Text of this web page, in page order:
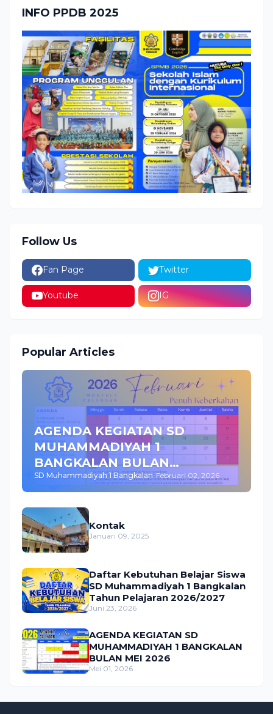
INFO PPDB 2025
Follow Us
Fan Page Twitter
Youtube IG
Popular Articles
AGENDA KEGIATAN SD
MUHAMMADIYAH 1
BANGKALAN BULAN
FEBRUARI 2026
SD Muhammadiyah 1 Bangkalan-Februari 02, 2026
Kontak
Januari 09, 2025
Daftar Kebutuhan Belajar Siswa
SD Muhammadiyah 1 Bangkalan
Tahun Pelajaran 2026/2027
Juni 23, 2026
AGENDA KEGIATAN SD
MUHAMMADIYAH 1 BANGKALAN
BULAN MEI 2026
Mei 01, 2026